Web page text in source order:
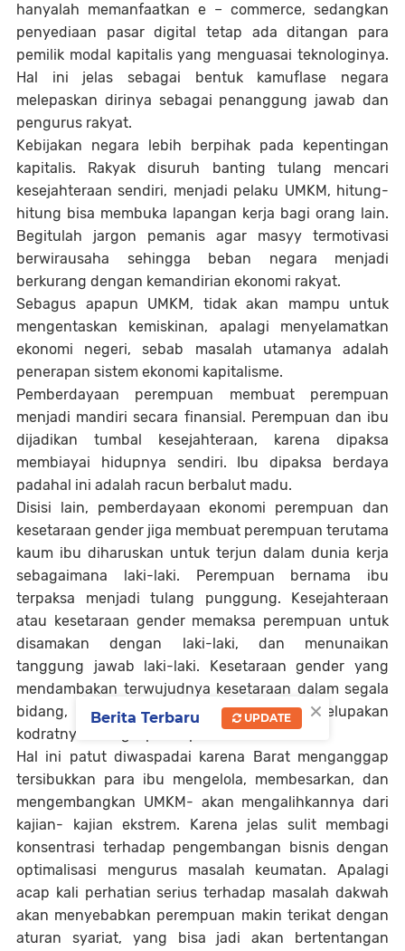
hanyalah memanfaatkan e – commerce, sedangkan
penyediaan pasar digital tetap ada ditangan para
pemilik modal kapitalis yang menguasai teknologinya.
Hal ini jelas sebagai bentuk kamuflase negara
melepaskan dirinya sebagai penanggung jawab dan
pengurus rakyat.
Kebijakan negara lebih berpihak pada kepentingan
kapitalis. Rakyak disuruh banting tulang mencari
kesejahteraan sendiri, menjadi pelaku UMKM, hitung-
hitung bisa membuka lapangan kerja bagi orang lain.
Begitulah jargon pemanis agar masyy termotivasi
berwirausaha sehingga beban negara menjadi
berkurang dengan kemandirian ekonomi rakyat.
Sebagus apapun UMKM, tidak akan mampu untuk
mengentaskan kemiskinan, apalagi menyelamatkan
ekonomi negeri, sebab masalah utamanya adalah
penerapan sistem ekonomi kapitalisme.
Pemberdayaan perempuan membuat perempuan
menjadi mandiri secara finansial. Perempuan dan ibu
dijadikan tumbal kesejahteraan, karena dipaksa
membiayai hidupnya sendiri. Ibu dipaksa berdaya
padahal ini adalah racun berbalut madu.
Disisi lain, pemberdayaan ekonomi perempuan dan
kesetaraan gender jiga membuat perempuan terutama
kaum ibu diharuskan untuk terjun dalam dunia kerja
sebagaimana laki-laki. Perempuan bernama ibu
terpaksa menjadi tulang punggung. Kesejahteraan
atau kesetaraan gender memaksa perempuan untuk
disamakan dengan laki-laki, dan menunaikan
tanggung jawab laki-laki. Kesetaraan gender yang
mendambakan terwujudnya kesetaraan dalam segala
bidang, memaksa perempuan untuk melupakan
kodratnya sebagai perempuan.
Hal ini patut diwaspadai karena Barat menganggap
tersibukkan para ibu mengelola, membesarkan, dan
mengembangkan UMKM- akan mengalihkannya dari
kajian- kajian ekstrem. Karena jelas sulit membagi
konsentrasi terhadap pengembangan bisnis dengan
optimalisasi mengurus masalah keumatan. Apalagi
acap kali perhatian serius terhadap masalah dakwah
akan menyebabkan perempuan makin terikat dengan
aturan syariat, yang bisa jadi akan bertentangan
×
Berita Terbaru UPDATE